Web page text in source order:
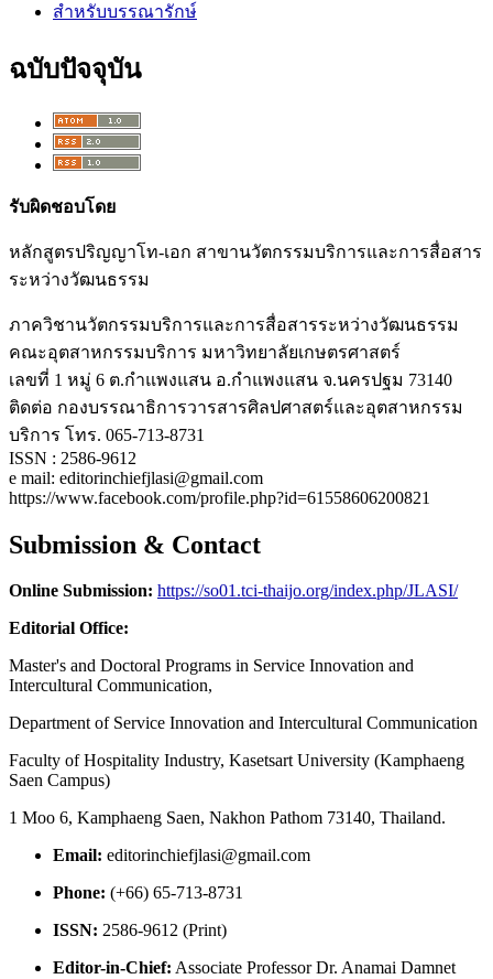
สำหรับบรรณารักษ์
ฉบับปัจจุบัน
รับผิดชอบโดย
หลักสูตรปริญญาโท-เอก สาขานวัตกรรมบริการและการสื่อสาร
ระหว่างวัฒนธรรม
ภาควิชานวัตกรรมบริการและการสื่อสารระหว่างวัฒนธรรม
คณะอุตสาหกรรมบริการ มหาวิทยาลัยเกษตรศาสตร์
เลขที่ 1 หมู่ 6 ต.กำแพงแสน อ.กำแพงแสน จ.นครปฐม 73140
ติดต่อ กองบรรณาธิการวารสารศิลปศาสตร์และอุตสาหกรรม
บริการ โทร. 065-713-8731
ISSN : 2586-9612
e mail: editorinchiefjlasi@gmail.com
https://www.facebook.com/profile.php?id=61558606200821
Submission & Contact
Online Submission: https://so01.tci-thaijo.org/index.php/JLASI/
Editorial Office:
Master's and Doctoral Programs in Service Innovation and
Intercultural Communication,
Department of Service Innovation and Intercultural Communication
Faculty of Hospitality Industry, Kasetsart University (Kamphaeng
Saen Campus)
1 Moo 6, Kamphaeng Saen, Nakhon Pathom 73140, Thailand.
Email: editorinchiefjlasi@gmail.com
Phone: (+66) 65-713-8731
ISSN: 2586-9612 (Print)
Editor-in-Chief: Associate Professor Dr. Anamai Damnet